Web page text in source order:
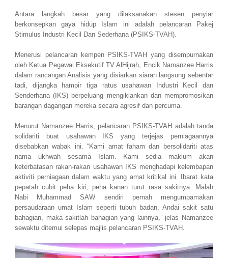
Antara langkah besar yang dilaksanakan stesen penyiar
berkonsepkan gaya hidup Islam ini adalah pelancaran Pakej
Stimulus Industri Kecil Dan Sederhana (PSIKS-TVAH).
Menerusi pelancaran kempen PSIKS-TVAH yang disempurnakan
oleh Ketua Pegawai Eksekutif TV AlHijrah, Encik Namanzee Harris
dalam rancangan Analisis yang disiarkan siaran langsung sebentar
tadi, dijangka hampir tiga ratus usahawan Industri Kecil dan
Senderhana (IKS) berpeluang mengiklankan dan mempromosikan
barangan dagangan mereka secara agresif dan percuma.
Menurut Namanzee Harris, pelancaran PSIKS-TVAH adalah tanda
solidariti buat usahawan IKS yang terjejas perniagaannya
disebabkan wabak ini. “Kami amat faham dan bersolidariti atas
nama ukhwah sesama Islam. Kami sedia maklum akan
keterbatasan rakan-rakan usahawan IKS menghadapi kelembapan
aktiviti perniagaan dalam waktu yang amat kritikal ini. Ibarat kata
pepatah cubit peha kiri, peha kanan turut rasa sakitnya. Malah
Nabi Muhammad SAW sendiri pernah mengumpamakan
persaudaraan umat Islam seperti tubuh badan. Andai sakit satu
bahagian, maka sakitlah bahagian yang lainnya,” jelas Namanzee
sewaktu ditemui selepas majlis pelancaran PSIKS-TVAH.